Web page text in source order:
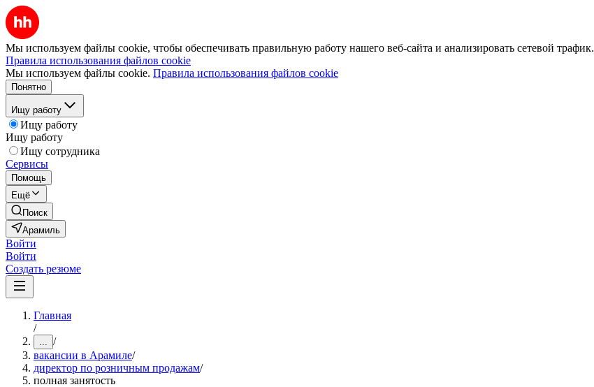
Мы используем файлы cookie, чтобы обеспечивать правильную работу нашего веб-сайта и анализировать сетевой трафик.
Правила использования файлов cookie
Мы используем файлы cookie. Правила использования файлов cookie
Понятно
Ищу работу
Ищу работу
Ищу работу
Ищу сотрудника
Сервисы
Помощь
Ещё
Поиск
Арамиль
Войти
Войти
Создать резюме
Главная
/
... /
вакансии в Арамиле/
директор по розничным продажам/
полная занятость